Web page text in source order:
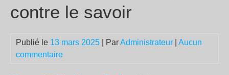
contre le savoir
Publié le 13 mars 2025 | ParAdministrateur
Aucun
commentaire